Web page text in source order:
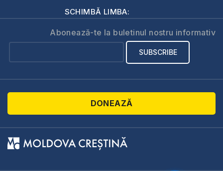
SCHIMBĂ LIMBA:
Abonează-te la buletinul nostru informativ
DONEAZĂ